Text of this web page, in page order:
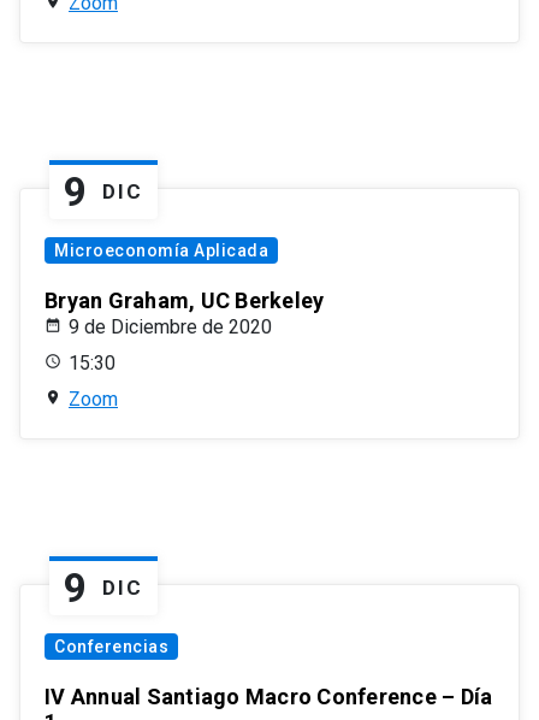
9 DIC
Microeconomía Aplicada
Bryan Graham, UC Berkeley
9 de Diciembre de 2020
15:30
Zoom
9 DIC
Conferencias
IV Annual Santiago Macro Conference – Día